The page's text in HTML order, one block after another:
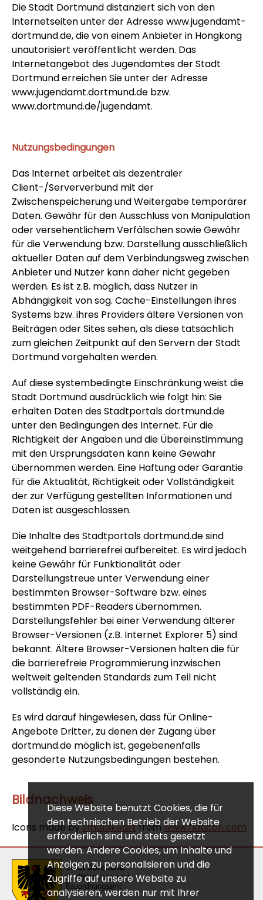
Diese Website benutzt Cookies, die für
den technischen Betrieb der Website
erforderlich sind und stets gesetzt
werden. Andere Cookies, um Inhalte und
Anzeigen zu personalisieren und die
Zugriffe auf unsere Website zu
analysieren, werden nur mit Ihrer
Die Stadt Dortmund distanziert sich von den
Internetseiten unter der Adresse www.jugendamt-
dortmund.de, die von einem Anbieter in Hongkong
unautorisiert veröffentlicht werden. Das
Internetangebot des Jugendamtes der Stadt
Dortmund erreichen Sie unter der Adresse
www.jugendamt.dortmund.de bzw.
www.dortmund.de/jugendamt.
Nutzungsbedingungen
Das Internet arbeitet als dezentraler
Client-/Serververbund mit der
Zwischenspeicherung und Weitergabe temporärer
Daten. Gewähr für den Ausschluss von Manipulation
oder versehentlichem Verfälschen sowie Gewähr
für die Verwendung bzw. Darstellung ausschließlich
aktueller Daten auf dem Verbindungsweg zwischen
Anbieter und Nutzer kann daher nicht gegeben
werden. Es ist z.B. möglich, dass Nutzer in
Abhängigkeit von sog. Cache-Einstellungen ihres
Systems bzw. ihres Providers ältere Versionen von
Beiträgen oder Sites sehen, als diese tatsächlich
zum gleichen Zeitpunkt auf den Servern der Stadt
Dortmund vorgehalten werden.
Auf diese systembedingte Einschränkung weist die
Stadt Dortmund ausdrücklich wie folgt hin: Sie
erhalten Daten des Stadtportals dortmund.de
unter den Bedingungen des Internet. Für die
Richtigkeit der Angaben und die Übereinstimmung
mit den Ursprungsdaten kann keine Gewähr
übernommen werden. Eine Haftung oder Garantie
für die Aktualität, Richtigkeit oder Vollständigkeit
der zur Verfügung gestellten Informationen und
Daten ist ausgeschlossen.
Die Inhalte des Stadtportals dortmund.de sind
weitgehend barrierefrei aufbereitet. Es wird jedoch
keine Gewähr für Funktionalität oder
Darstellungstreue unter Verwendung einer
bestimmten Browser-Software bzw. eines
bestimmten PDF-Readers übernommen.
Darstellungsfehler bei einer Verwendung älterer
Browser-Versionen (z.B. Internet Explorer 5) sind
bekannt. Ältere Browser-Versionen halten die für
die barrierefreie Programmierung inzwischen
weltweit geltenden Standards zum Teil nicht
vollständig ein.
Es wird darauf hingewiesen, dass für Online-
Angebote Dritter, zu denen der Zugang über
dortmund.de möglich ist, gegebenenfalls
gesonderte Nutzungsbedingungen bestehen.
Bildnachweis
Icons made bysmalllikeartfromwww.flaticon.com